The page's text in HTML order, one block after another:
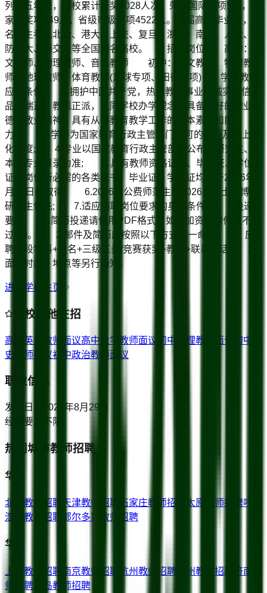
列。五年来，学校累计获奖6028人次，荣获国际奖项5人，国
家级奖项949人，省级市级奖项4522人。三届高中毕业生，多
名学生考入北大、港大、上交、复旦、浙大、南大、人大、国
防科大、西交大等全国知名高校。 招聘岗位 高中：语
文教师、物理教师、音乐教师 初中：语文教师、物理教
师、地理教师、体育教师(足球专项、田径专项) 学科教师
应聘条件 1.拥护中国共产党，热爱教育事业，诚实守信，
品行端正，教风正派，认同学校办学理念，具备良好的职业道
德和敬业精神，具有从事教育教学工作的基本素质和能
力。 2.学历为国家教育行政主管部门认可的本科及以上文
化程度; 4.专业以国家教育行政主管部门公布的研究生、
本科专业目录为准; 5.具有教师资格证书、毕业证、学位
证等岗位所必需的各类证书，毕业证、学位证均须于2026年7
月31日前取得; 6.2026届公费师范生和2026届硕士、博士
研究生优先; 7.适应招聘岗位要求的身体条件。 投递
要求 1.简历投递请使用PDF格式，如添加资料附件应不超
过5M。 2.邮件及简历应按照以下方式统一命名： 应
聘学段学科+姓名+三级三类/竞赛获奖+教龄+联系电话 3.
面试时间、地点等另行通知。
进入学校主页
该校其他在招
高中英语教师 面议高中数学教师面议 初中地理教师 面议
初中历
史教师 面议初中政治教师面议
职位信息
发布日期
2024年8月29日
经验要求
不限
热门城市教师招聘
华北
北京 教师招聘 天津教师招聘 石家庄教师招聘 太原 教师招聘呼和
浩特 教师招聘 鄂尔多斯 教师招聘
华东
上海 教师招聘 南京教师招聘 杭州教师招聘 苏州教师招聘 济南
师招聘 青岛教师招聘